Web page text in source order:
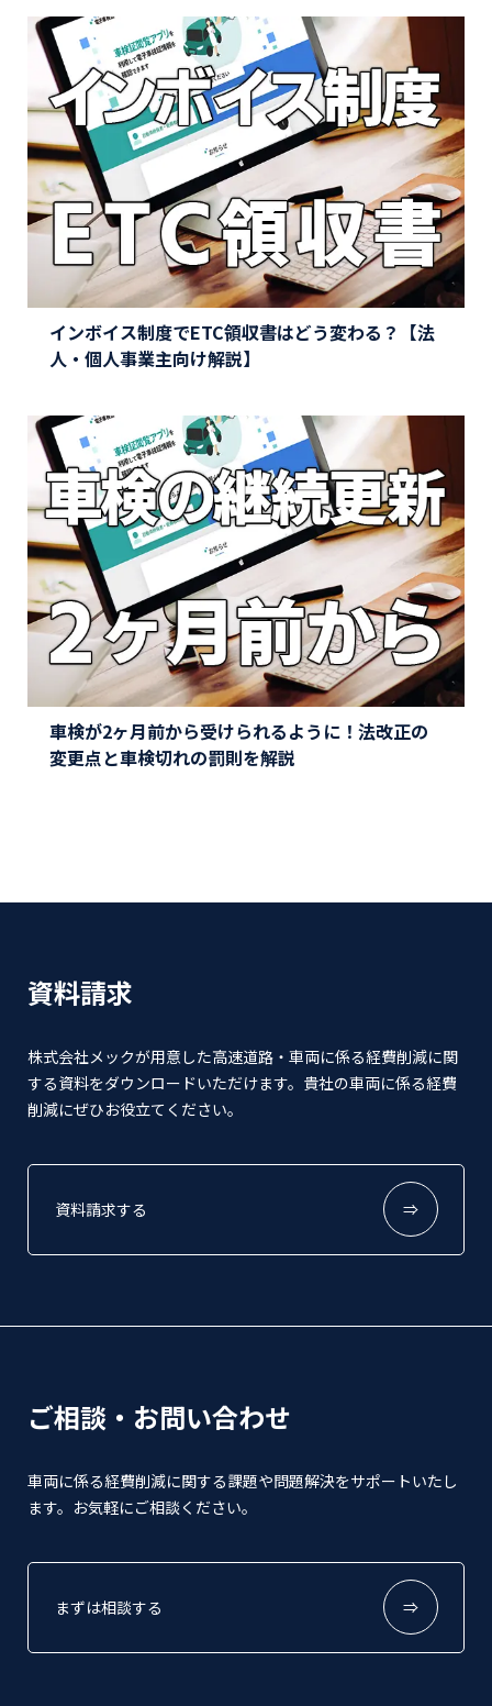
インボイス制度でETC領収書はどう変わる？【法
人・個人事業主向け解説】
車検が2ヶ月前から受けられるように！法改正の
変更点と車検切れの罰則を解説
資料請求
株式会社メックが用意した高速道路・車両に係る経費削減に関
する資料をダウンロードいただけます。貴社の車両に係る経費
削減にぜひお役立てください。
資料請求する ⇒
ご相談・お問い合わせ
車両に係る経費削減に関する課題や問題解決をサポートいたし
ます。お気軽にご相談ください。
まずは相談する ⇒